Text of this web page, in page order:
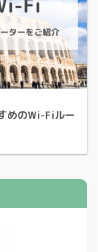
めのWi-Fiルー